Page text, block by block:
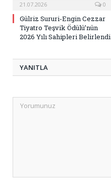
21.07.2026 0
Gülriz Sururi-Engin Cezzar
Tiyatro Teşvik Ödülü’nün
2026 Yılı Sahipleri Belirlendi
YANITLA